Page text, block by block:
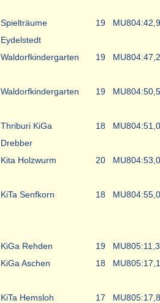
Spielträume
Eydelstedt
19 MU804:42,9
Waldorfkindergarten 19 MU804:47,2
Waldorfkindergarten 19 MU804:50,5
Thriburi KiGa
Drebber
18 MU804:51,0
Kita Holzwurm 20 MU804:53,0
KiTa Senfkorn 18 MU804:55,0
KiGa Rehden 19 MU805:11,3
KiGa Aschen 18 MU805:17,1
KiTa Hemsloh 17 MU805:17,8